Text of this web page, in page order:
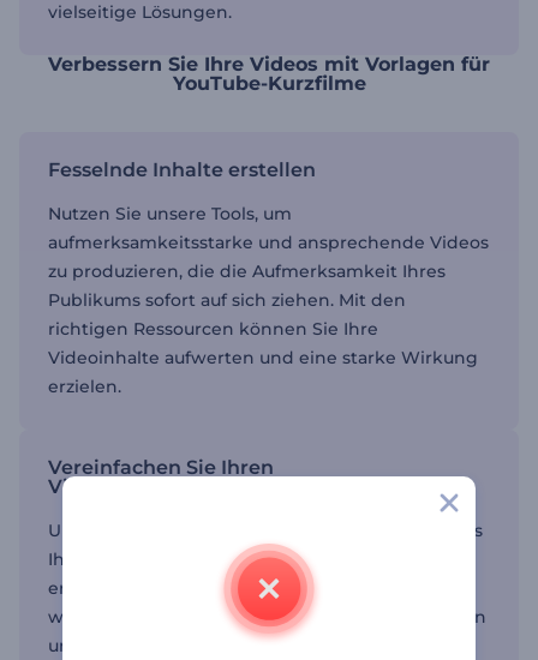
vielseitige Lösungen.
Verbessern Sie Ihre Videos mit Vorlagen für
YouTube-Kurzfilme
Fesselnde Inhalte erstellen
Nutzen Sie unsere Tools, um
aufmerksamkeitsstarke und ansprechende Videos
zu produzieren, die die Aufmerksamkeit Ihres
Publikums sofort auf sich ziehen. Mit den
richtigen Ressourcen können Sie Ihre
Videoinhalte aufwerten und eine starke Wirkung
erzielen.
Vereinfachen Sie Ihren
Videoerstellungsprozess
Unsere benutzerfreundliche Oberfläche macht es
Ihnen leicht, professionell aussehende Videos zu
erstellen. Passen Sie Ihre Projekte mit nur
wenigen Klicks an Ihren Stil und Ihre Botschaft an
und sparen Sie so Zeit und Mühe.